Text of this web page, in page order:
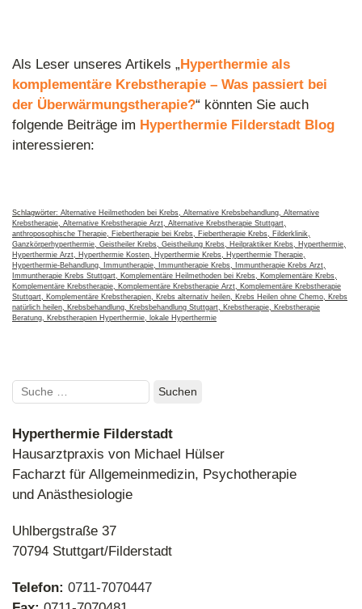
Als Leser unseres Artikels „Hyperthermie als
komplementäre Krebstherapie – Was passiert bei
der Überwärmungstherapie?“ könnten Sie auch
folgende Beiträge im Hyperthermie Filderstadt Blog
interessieren:
Aktuelle Studien: Wirksamkeit von Hyperthermie wird in
der Forschung bestätigt
Krankenkassen bei komplementärer Krebstherapie
Schlagwörter: Alternative Heilmethoden bei Krebs Alternative Krebsbehandlung Alternative
Krebstherapie Alternative Krebstherapie Arzt Alternative Krebstherapie Stuttgart
anthroposophische Therapie
Fiebertherapie bei Krebs Fiebertherapie Krebs Filderklinik
Ganzkörperhyperthermie Geistheiler Krebs Geistheilung Krebs Heilpraktiker Krebs Hyperthermie
Hyperthermie Arzt
Hyperthermie Kosten Hyperthermie Krebs Hyperthermie Therapie
Hyperthermie-Behandlung
Immuntherapie Immuntherapie Krebs Immuntherapie Krebs Arzt
Immuntherapie Krebs Stuttgart
Komplementäre Heilmethoden bei Krebs Komplementäre Krebs
Komplementäre Krebstherapie
Komplementäre Krebstherapie Arzt
Komplementäre Krebstherapie
Stuttgart
Komplementäre Krebstherapien Krebs alternativ heilen Krebs Heilen ohne Chemo
Krebs
natürlich heilen
Krebsbehandlung Krebsbehandlung Stuttgart Krebstherapie
Krebstherapie
Beratung
Krebstherapien Hyperthermie lokale Hyperthermie
Suchen
nach:
Hyperthermie Filderstadt
Hausarztpraxis von Michael Hülser
Facharzt für Allgemeinmedizin, Psychotherapie
und Anästhesiologie
Uhlbergstraße 37
70794 Stuttgart/Filderstadt
Telefon: 0711-7070447